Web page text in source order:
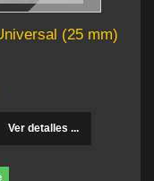
(25 mm)
Ver detalles ...